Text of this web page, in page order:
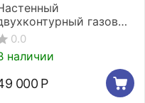
газовый
Navien Deluxe
35K
0.0
наличии
000 Р